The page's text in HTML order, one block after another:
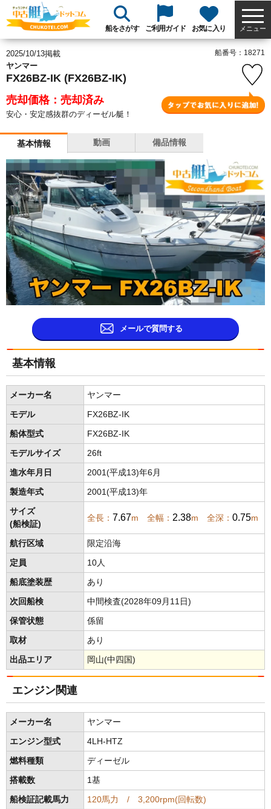
船をさがす ご利用ガイド お気に入り メニュー
2025/10/13掲載
ヤンマー
FX26BZ-IK (FX26BZ-IK)
売却価格：売却済み
安心・安定感抜群のディーゼル艇！
船番号：18271
基本情報 動画 備品情報
メールで質問する
基本情報
メーカー名 ヤンマー
モデル FX26BZ-IK
船体型式 FX26BZ-IK
モデルサイズ 26ft
進水年月日 2001(平成13)年6月
製造年式 2001(平成13)年
サイズ
(船検証)
全長： 7.67m 全幅： 2.38m 全深： 0.75m
航行区域 限定沿海
定員 10人
船底塗装歴 あり
次回船検 中間検査(2028年09月11日)
保管状態 係留
取材 あり
出品エリア 岡山(中四国)
エンジン関連
メーカー名 ヤンマー
エンジン型式 4LH-HTZ
燃料種類 ディーゼル
搭載数 1基
船検証記載馬力 120馬力 / 3,200rpm(回転数)